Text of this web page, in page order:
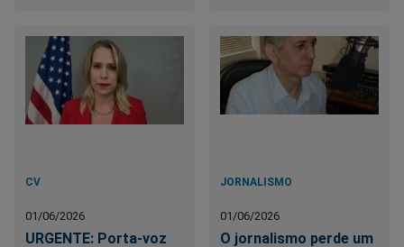
CV
01/06/2026
URGENTE: Porta-voz
JORNALISMO
01/06/2026
O jornalismo perde um